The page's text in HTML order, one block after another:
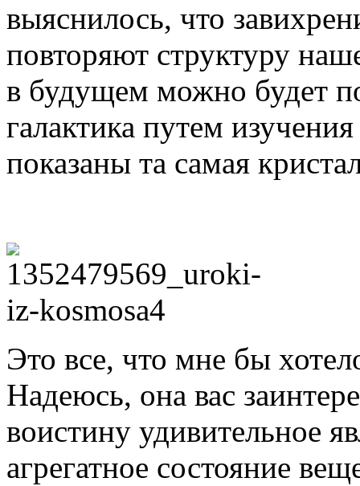
выяснилось, что
повторяют структуру
в будущем можно будет
галактика путем
показаны та самая
Это все, что мне бы
Надеюсь, она вас
воистину удивительное
агрегатное состояние